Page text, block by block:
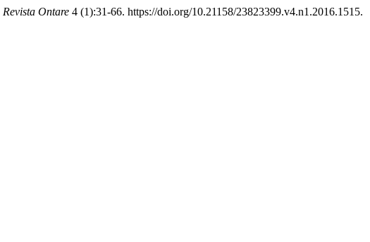
Revista Ontare 4 (1):31-66. https://doi.org/10.21158/23823399.v4.n1.2016.1515.